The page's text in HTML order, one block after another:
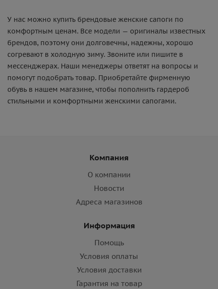
У нас можно купить брендовые женские сапоги по
комфортным ценам. Все модели — оригиналы известных
брендов, поэтому они долговечны, надежны, хорошо
согревают в холодную зиму. Звоните или пишите в
мессенджерах. Наши менеджеры ответят на вопросы и
помогут подобрать товар. Приобретайте фирменную
обувь в нашем магазине, чтобы пополнить гардероб
стильными и комфортными женскими сапогами.
Компания
О компании
Новости
Адреса магазинов
Информация
Помощь
Условия оплаты
Условия доставки
Гарантия на товар